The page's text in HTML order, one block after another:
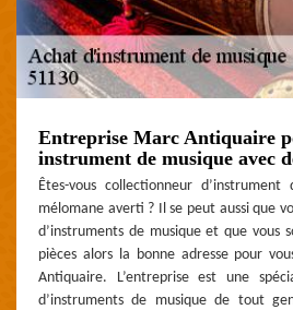
Entreprise Marc Antiquaire
instrument de musique avec
Êtes-vous collectionneur
mélomane averti ? Il se peut aussi que
d’instruments de musique et que vous
pièces alors la bonne adresse pour
Antiquaire. L’entreprise est une
d’instruments de musique de tout